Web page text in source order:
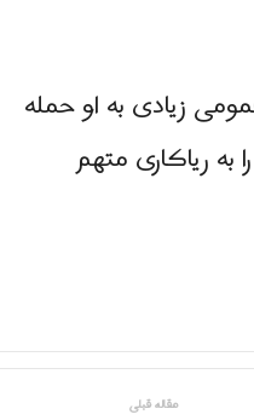
زیادی به او حمله
به ریاکاری متهم
مقاله قبلی